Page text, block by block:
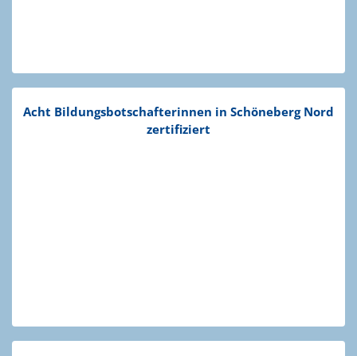
Acht Bildungs­bot­schaf­te­rinnen in Schöneberg Nord
zerti­fi­ziert